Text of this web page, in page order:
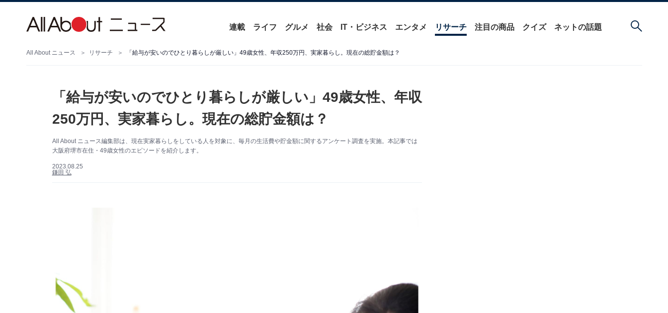
連載 ライフ グルメ 社会 IT・ビジネス エンタメ リサーチ 注目の商品 クイズ ネットの話題
All About ニュース リサーチ 「給与が安いのでひとり暮らしが厳しい」49歳女性、年収250万円、実家暮らし。現在の総貯金額は？
「給与が安いのでひとり暮らしが厳しい」49歳女性、年収
250万円、実家暮らし。現在の総貯金額は？
All About ニュース編集部は、現在実家暮らしをしている人を対象に、毎月の生活費や貯金額に関するアンケート調査を実施。本記事では
大阪府堺市在住・49歳女性のエピソードを紹介します。
2023.08.25
鎌田 弘